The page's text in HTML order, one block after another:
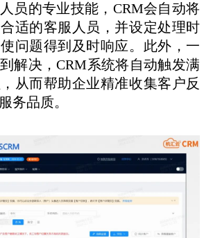
员的专业技能，CRM会自动将
适的客服人员，并设定处理时
问题得到及时响应。此外，一
解决，CRM系统将自动触发满
从而帮助企业精准收集客户反
务品质。